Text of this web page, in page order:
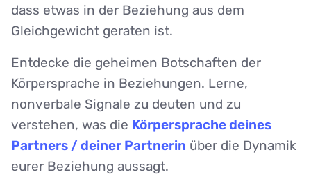
dass etwas in der Beziehung aus dem
Gleichgewicht geraten ist.
Entdecke die geheimen Botschaften der
Körpersprache in Beziehungen. Lerne,
nonverbale Signale zu deuten und zu
verstehen, was die Körpersprache deines
Partners / deiner Partnerin über die Dynamik
eurer Beziehung aussagt.